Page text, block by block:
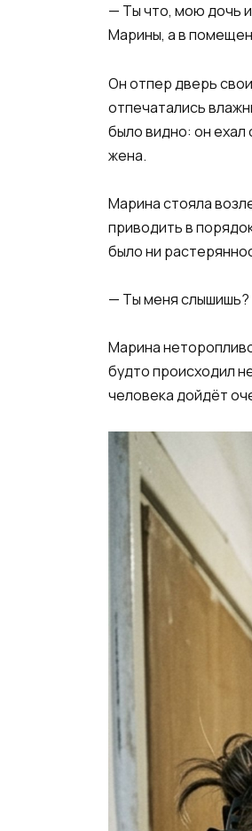
— Ты что, мою дочь
Марины, а в
Он отпер дверь
отпечатались
было видно: он ехал
жена.
Марина стояла
приводить в
было ни
— Ты меня
Марина
будто происходил
человека дойдёт